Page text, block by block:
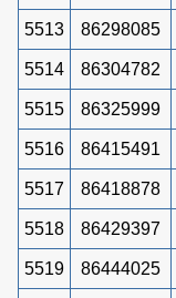
5513 86298085
5514 86304782
5515 86325999
5516 86415491
5517 86418878
5518 86429397
5519 86444025